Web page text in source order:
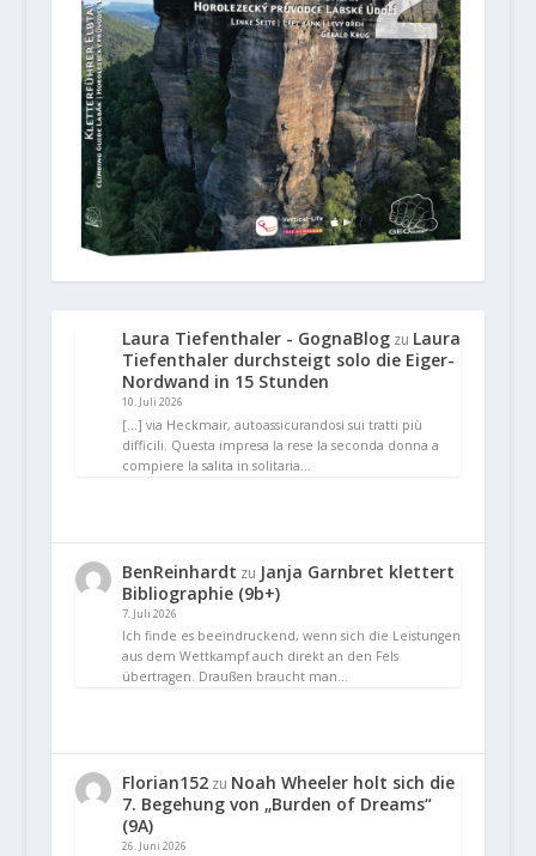
Laura Tiefenthaler - GognaBlogzu Laura
Tiefenthaler durchsteigt solo die Eiger-
Nordwand in 15 Stunden
10. Juli 2026
[…] via Heckmair, autoassicurandosi sui tratti più
difficili. Questa impresa la rese la seconda donna a
compiere la salita in solitaria…
BenReinhardt zu Janja Garnbret klettert
Bibliographie (9b+)
7. Juli 2026
Ich finde es beeindruckend, wenn sich die Leistungen
aus dem Wettkampf auch direkt an den Fels
übertragen. Draußen braucht man…
Florian152zu Noah Wheeler holt sich die
7. Begehung von „Burden of Dreams“
(9A)
26. Juni 2026